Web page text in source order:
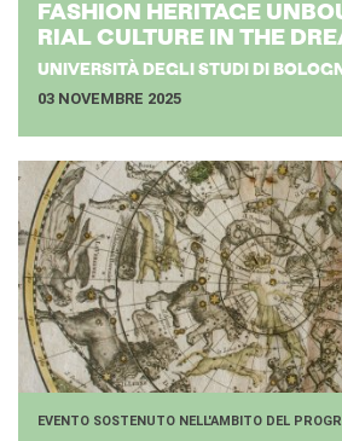
FA­SHION HE­RI­TA­GE
RIAL CUL­TU­RE IN THE
UNIVERSITÀ DEGLI STUDI DI
03 NOVEMBRE 2025
EVENTO SOSTENUTO NELL'AMBITO DEL